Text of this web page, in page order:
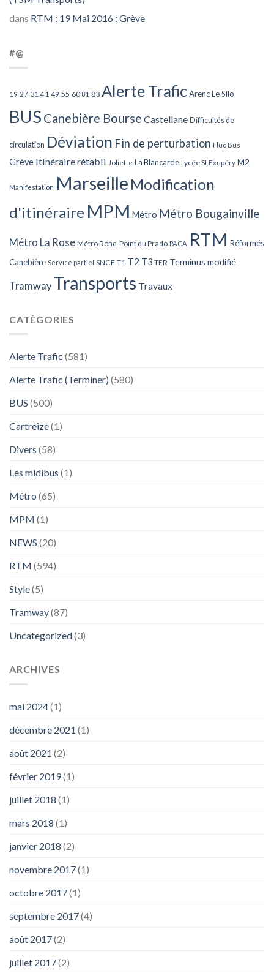
dans RTM : 19 Mai 2016 : Grève
#@
19 27 31 41 49 55 60 81 83 Alerte TraficArenc Le Silo
BUS Canebière Bourse Castellane Difficultés de
circulation Déviation Fin de perturbation Fluo Bus
Grève Itinéraire rétabli Joliette La Blancarde Lycée St Exupéry M2
Manifestation Marseille Modification
d'itinéraire MPM Métro Métro Bougainville
Métro La Rose Métro Rond-Point du Prado PACA RTM Réformés
Canebière Service partiel SNCF T1 T2 T3 TER Terminus modifié
Tramway Transports Travaux
CATÉGORIES
Alerte Trafic (581)
Alerte Trafic (Terminer) (580)
BUS (500)
Cartreize(1)
Divers (58)
Les midibus (1)
Métro (65)
MPM (1)
NEWS (20)
RTM (594)
Style(5)
Tramway(87)
Uncategorized(3)
ARCHIVES
mai 2024(1)
décembre 2021 (1)
août 2021 (2)
février 2019(1)
juillet 2018 (1)
mars 2018 (1)
janvier 2018 (2)
novembre 2017(1)
octobre 2017(1)
septembre 2017(4)
août 2017(2)
juillet 2017(2)